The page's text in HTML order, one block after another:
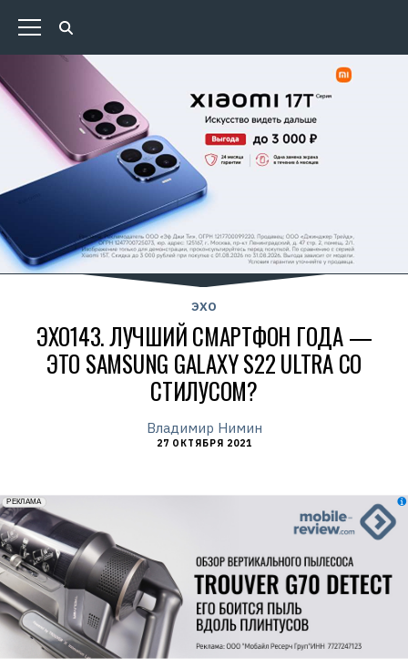
ЭХО
ЭХО143. ЛУЧШИЙ СМАРТФОН ГОДА —
ЭТО SAMSUNG GALAXY S22 ULTRA СО
СТИЛУСОМ?
Владимир Нимин
27 ОКТЯБРЯ 2021
erid: 2VfnxxmNzs5
РЕКЛАМА